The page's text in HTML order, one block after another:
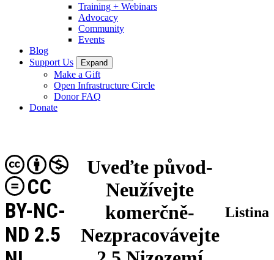
Training + Webinars
Advocacy
Community
Events
Blog
Support Us
Expand
Make a Gift
Open Infrastructure Circle
Donor FAQ
Donate
Uveďte původ-
Neužívejte
komerčně-
Nezpracovávejte
CC
BY-NC-
ND 2.5
Listina